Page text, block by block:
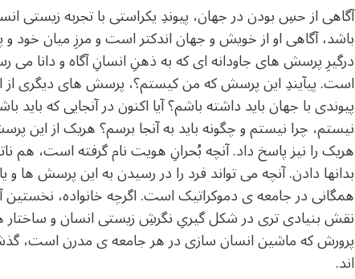
آگاهی از حسِ بودن در جهان، پیوندِ یکراستی با تجربه زیستی
باشد، آگاهی او از خویش و جهان اندکتر است و مرزِ میان خود و
درگیرِ پرسش های جاودانه ای که به ذهنِ انسانِ آگاه و دانا
است. پیآیندِ این پرسش که من کیستم؟، پرسش های دیگری
پیوندی با جهان باید داشته باشم؟ آیا اکنون در آنجایی که
نیستم، چرا نیستم و چگونه باید به آنجا برسم؟ هریک از این
هریک را نیز پاسخ داد. آنچه بُحرانِ هویت نام گرفته است،
بدانها دادن. آنچه می تواند فرد را در رسیدن به این پرسش ها
همگانی در جامعه ی دموکراتیک است. اگرچه خانواده،
نقش بنیادی تری در شکل گیریِ نگرشِ زیستی انسان و ساختار
پرورش که ماشین انسان سازی در هر جامعه ی مدرن است،
اند.